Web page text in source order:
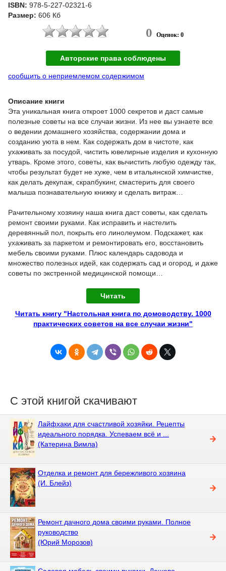
ISBN: 978-5-227-02321-6
Размер: 606 Кб
0 Оценок: 0
Авторские права соблюдены
сообщить о неприемлемом содержимом
Описание книги
Эта уникальная книга откроет 1000 секретов и даст самые
полезные советы на все случаи жизни. Из нее вы узнаете все
о ведении домашнего хозяйства, содержании дома и
созданию уюта в нем. Как содержать дом в чистоте, как
ухаживать за посудой, чистить ювелирные изделия и кухонную
утварь. Кроме этого, советы, как вычистить любую одежду так,
чтобы результат будет не хуже, чем в итальянской химчистке,
как делать декупаж, скрапбукинг, смастерить для своего
малыша познавательную книжку и сделать витраж…
Рачительному хозяину наша книга даст советы, как сделать
ремонт своими руками. Как исправить и настелить
деревянный пол, покрыть его линолеумом. Подскажет, как
ухаживать за паркетом и ремонтировать его, восстановить
мебель своими руками. Плюс календарь садовода и
множество полезных идей, как содержать сад и огород, и даже
советы по экстренной медицинской помощи…
Читать
Читать книгу "Настольная книга по домоводству. 1000
практических советов на все случаи жизни"
С этой книгой скачивают
Лайфхаки для счастливой хозяйки. Рецепты
идеального порядка. Успеваем всё и ...
(Катерина Вимла)
Отделка и ремонт для бережливого хозяина
(И. Блейз)
Ремонт дачного дома своими руками. Полное
руководство
(Юрий Морозов)